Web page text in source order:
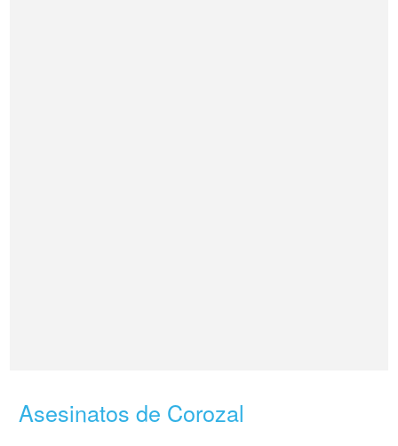
Asesinatos de Corozal